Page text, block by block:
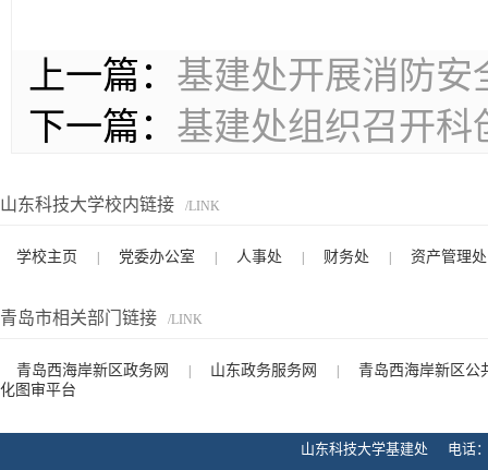
上一篇： 基建处开展消防安
下一篇： 基建处组织召开科
山东科技大学校内链接 /LINK
学校主页 党委办公室 人事处 财务处 资产管理处
青岛市相关部门链接 /LINK
青岛西海岸新区政务网 山东政务服务网
青岛西海岸新区公
化图审平台
山东科技大学基建处 电话